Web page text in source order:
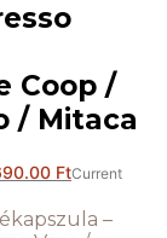
Coop /
/ Mitaca
FtCurrent